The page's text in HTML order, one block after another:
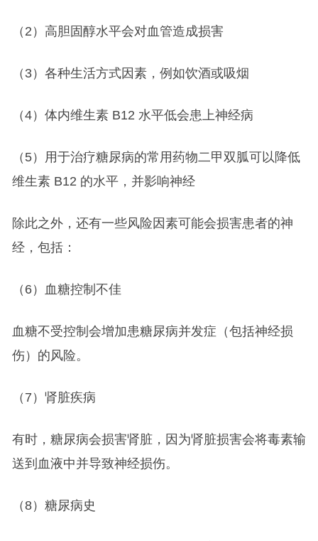
（2）高胆固醇水平会对血管造成损害
（3）各种生活方式因素，例如饮酒或吸烟
（4）体内维生素 B12 水平低会患上神经病
（5）用于治疗糖尿病的常用药物二甲双胍可以降低
维生素 B12 的水平，并影响神经
除此之外，还有一些风险因素可能会损害患者的神
经，包括：
（6）血糖控制不佳
血糖不受控制会增加患糖尿病并发症（包括神经损
伤）的风险。
（7）肾脏疾病
有时，糖尿病会损害肾脏，因为肾脏损害会将毒素输
送到血液中并导致神经损伤。
（8）糖尿病史